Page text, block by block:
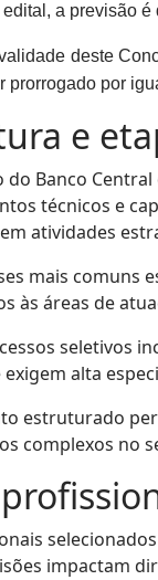
a previsão
deste
prorrogado por
e
do Banco
técnicos e
atividades
mais comuns
às áreas de
seletivos
alta
estruturado
complexos no
impactam